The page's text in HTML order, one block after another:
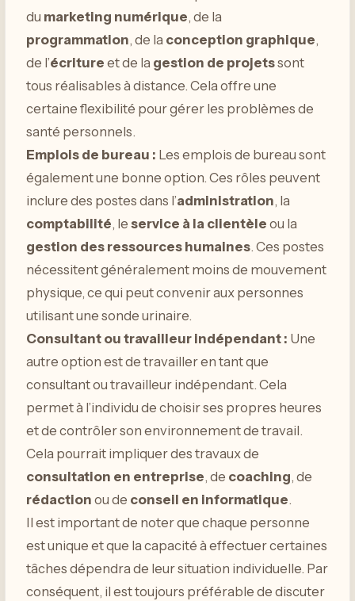
du marketing numérique, de la
programmation, de la conception graphique,
de l’écriture et de la gestion de projetssont
tous réalisables à distance. Cela offre une
certaine flexibilité pour gérer les problèmes de
santé personnels.
Emplois de bureau : Les emplois de bureau sont
également une bonne option. Ces rôles peuvent
inclure des postes dans l’administration, la
comptabilité, le service à la clientèle ou la
gestion des ressources humaines. Ces postes
nécessitent généralement moins de mouvement
physique, ce qui peut convenir aux personnes
utilisant une sonde urinaire.
Consultant ou travailleur indépendant : Une
autre option est de travailler en tant que
consultant ou travailleur indépendant. Cela
permet à l’individu de choisir ses propres heures
et de contrôler son environnement de travail.
Cela pourrait impliquer des travaux de
consultation en entreprise, de coaching, de
rédaction ou de conseil en informatique.
Il est important de noter que chaque personne
est unique et que la capacité à effectuer certaines
tâches dépendra de leur situation individuelle. Par
conséquent, il est toujours préférable de discuter